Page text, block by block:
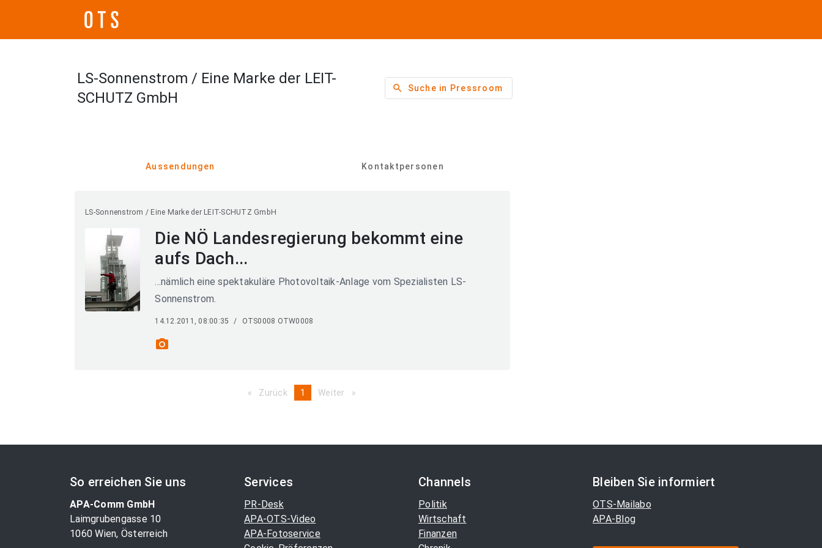
LS-Sonnenstrom / Eine Marke der LEIT-
SCHUTZ GmbH
search Suche in Pressroom
Aussendungen Kontaktpersonen
LS-Sonnenstrom / Eine Marke der LEIT-SCHUTZ GmbH
Die NÖ Landesregierung bekommt eine
aufs Dach...
...nämlich eine spektakuläre Photovoltaik-Anlage vom Spezialisten LS-
Sonnenstrom.
14.12.2011, 08:00:35 / OTS0008 OTW0008
photo_camera
Zurück pageYou're
1 Weiter page
So erreichen Sie uns
APA-Comm GmbH
Laimgrubengasse 10
1060 Wien, Österreich
Services
PR-Desk
APA-OTS-Video
APA-Fotoservice
Channels
Politik
Wirtschaft
Finanzen
Bleiben Sie informiert
OTS-Mailabo
APA-Blog